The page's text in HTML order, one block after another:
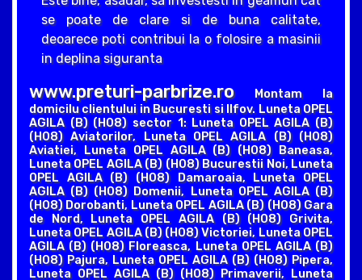
se poate de clare si de buna calitate,
deoarece poti contribui la o folosire a masinii
in deplina siguranta
www.preturi-parbrize.roMontam la
domicilu clientului in Bucuresti si Ilfov. Luneta OPEL
AGILA (B) (H08) sector 1: Luneta OPEL AGILA (B)
(H08) Aviatorilor, Luneta OPEL AGILA (B) (H08)
Aviatiei, Luneta OPEL AGILA (B) (H08) Baneasa,
Luneta OPEL AGILA (B) (H08) Bucurestii Noi, Luneta
OPEL AGILA (B) (H08) Damaroaia, Luneta OPEL
AGILA (B) (H08) Domenii, Luneta OPEL AGILA (B)
(H08) Dorobanti, Luneta OPEL AGILA (B) (H08) Gara
de Nord, Luneta OPEL AGILA (B) (H08) Grivita,
Luneta OPEL AGILA (B) (H08) Victoriei, Luneta OPEL
AGILA (B) (H08) Floreasca, Luneta OPEL AGILA (B)
(H08) Pajura, Luneta OPEL AGILA (B) (H08) Pipera,
Luneta OPEL AGILA (B) (H08) Primaverii, Luneta